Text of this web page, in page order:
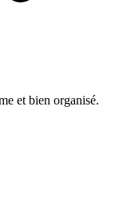
et bien organisé.